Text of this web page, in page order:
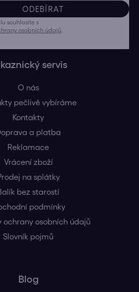
ODEBÍRAT
souhlasíte s
osobních údajů
servis
O nás
pečlivě vybíráme
Kontakty
a platba
Reklamace
Vrácení zboží
na splátky
bez starostí
podmínky
ochrany osobních údajů
Slovník pojmů
Blog